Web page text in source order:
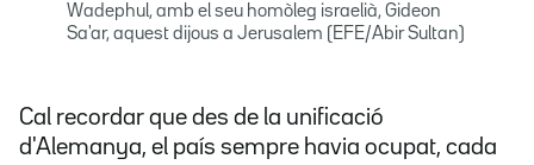
Wadephul, amb el seu homòleg israelià, Gideon
Sa'ar, aquest dijous a Jerusalem (EFE/Abir Sultan)
Cal recordar que des de la unificació
d'Alemanya, el país sempre havia ocupat, cada